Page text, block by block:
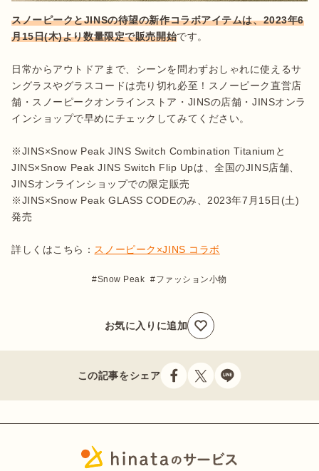
スノーピークとJINSの待望の新作コラボアイテムは、2023年6
月15日(木)より数量限定で販売開始です。
日常からアウトドアまで、シーンを問わずおしゃれに使えるサ
ングラスやグラスコードは売り切れ必至！スノーピーク直営店
舗・スノーピークオンラインストア・JINSの店舗・JINSオンラ
インショップで早めにチェックしてみてください。
※JINS×Snow Peak JINS Switch Combination Titaniumと
JINS×Snow Peak JINS Switch Flip Upは、全国のJINS店舗、
JINSオンラインショップでの限定販売
※JINS×Snow Peak GLASS CODEのみ、2023年7月15日(土)
発売
詳しくはこちら： スノーピーク×JINS コラボ
Snow Peak ファッション小物
お気に入りに追加
この記事をシェア